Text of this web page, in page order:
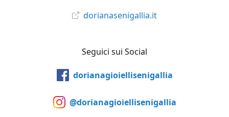
dorianasenigallia.it
Seguici sui Social
dorianagioiellisenigallia
@dorianagioiellisenigallia